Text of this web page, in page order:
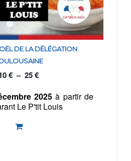
DE LA DÉLÉGATION
€ – 25€
2025 à partir de
Le P'tit Louis